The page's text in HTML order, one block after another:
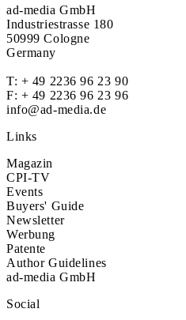
ad-media GmbH
Industriestrasse 180
50999 Cologne
Germany
T: + 49 2236 96 23 90
F: + 49 2236 96 23 96
info@ad-media.de
Links
Magazin
CPI-TV
Events
Buyers' Guide
Newsletter
Werbung
Patente
Author Guidelines
ad-media GmbH
Social